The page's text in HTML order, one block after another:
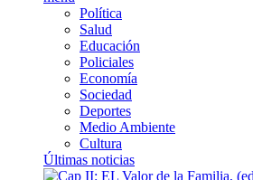
Política
Salud
Educación
Policiales
Economía
Sociedad
Deportes
Medio Ambiente
Cultura
Últimas noticias